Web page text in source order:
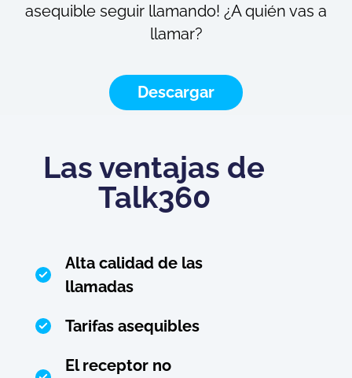
asequible seguir llamando! ¿A quién vas a
llamar?
Descargar
Las ventajas de
Talk360
Alta calidad de las
llamadas
Tarifas asequibles
El receptor no